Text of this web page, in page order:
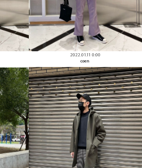
2022.01.11 0:00
coen